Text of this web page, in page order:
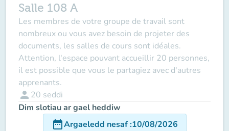
Salle 108 A
Les membres de votre groupe de travail sont
nombreux ou vous avez besoin de projeter des
documents, les salles de cours sont idéales.
Attention, l'espace pouvant accueillir 20 personnes,
il est possible que vous le partagiez avec d'autres
apprenants.
person 20 seddi
Dim slotiau ar gael heddiw
date_rangeArgaeledd nesaf:10/08/2026